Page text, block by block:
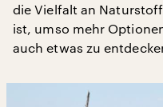
die Vielfalt an
ist, umso mehr
auch etwas zu